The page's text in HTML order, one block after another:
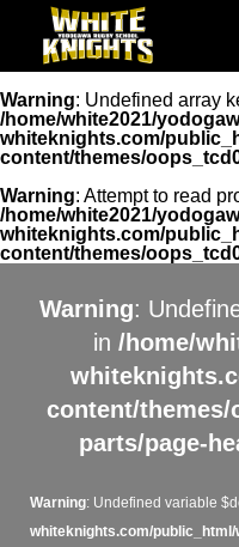
Warning: Undefined array
/home/white2021/
whiteknights.com/
content/themes/
Warning: Attempt to read
/home/white2021/
whiteknights.com/
content/themes/
Warning:
in /home/
content/themes/
parts/page-
Warning: Undefined variable
whiteknights.com/public_html/